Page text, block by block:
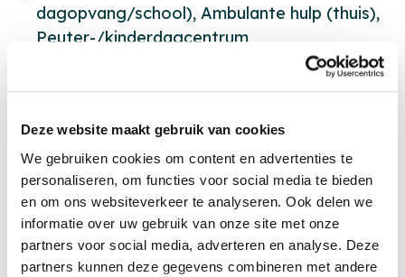
Deze website maakt gebruik van cookies
We gebruiken cookies om content en advertenties te
personaliseren, om functies voor social media te bieden
en om ons websiteverkeer te analyseren. Ook delen we
informatie over uw gebruik van onze site met onze
partners voor social media, adverteren en analyse. Deze
partners kunnen deze gegevens combineren met andere
dagopvang/school), Ambulante hulp (thuis),
Peuter-/kinderdagcentrum
Diagnostiek (7 jaar of ouder) / Behandeling
Vul het aanmeldformulier in.
Heeft u een WLZ indicatie
Ja
Nee